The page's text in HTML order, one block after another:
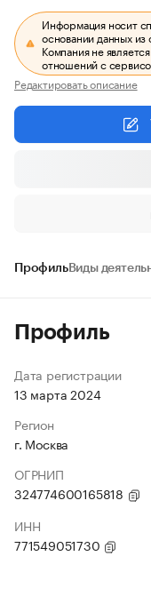
Информация носит
основании данных из
Компания не
отношений с
Редактировать описание
ПрофильВиды
Профиль
Дата регистрации
13 марта 2024
Регион
г. Москва
ОГРНИП
324774600165818
ИНН
771549051730